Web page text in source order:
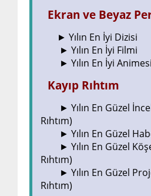
Ekran ve Beyaz
► Yılın En İyi Dizisi
► Yılın En İyi Filmi
► Yılın En İyi Animesi
Kayıp Rıhtım
► Yılın En Güzel
Rıhtım)
► Yılın En Güzel
► Yılın En Güzel Köşe
Rıhtım)
► Yılın En Güzel
Rıhtım)